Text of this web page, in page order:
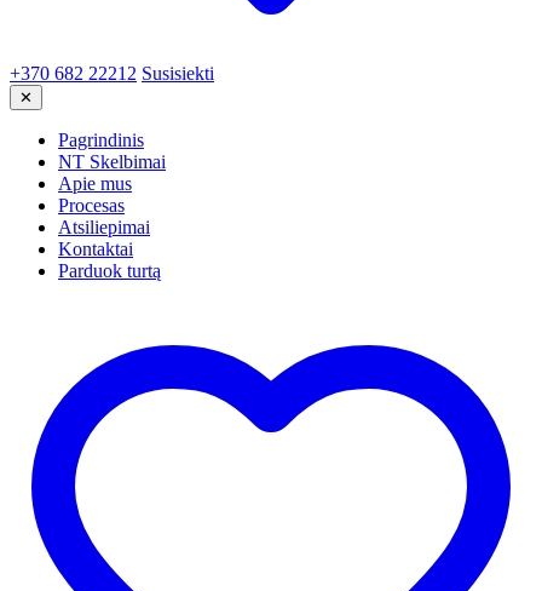
+370 682 22212 Susisiekti
✕
Pagrindinis
NT Skelbimai
Apie mus
Procesas
Atsiliepimai
Kontaktai
Parduok turtą